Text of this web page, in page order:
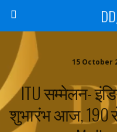
15 October
ITU सम्मेलन-
शुभारंभ आज, 190